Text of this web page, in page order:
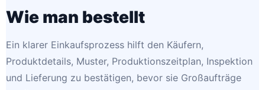
Wie man bestellt
Ein klarer Einkaufsprozess hilft den Käufern,
Produktdetails, Muster, Produktionszeitplan, Inspektion
und Lieferung zu bestätigen, bevor sie Großaufträge